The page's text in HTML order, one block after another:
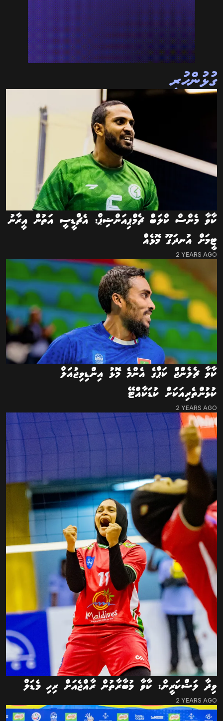
ގުޅުންހުރި
ކާވާ މެންސް ކްލަބް ޗެމްޕިއަންޝިޕް: އެޗްޑީސީ އަތުން އީރާނު
ޓީމަށް އުނދަގޫ މޮޅެއް
2 YEARS AGO
ކާވާ ޗެލެންޖް ކަޕްގެ އެންމެ މޮޅު އިންޑިވިޖުއަލް
ކުޅުންތެރިއަކަށް ކުޑަކާއްޓޭ
2 YEARS AGO
ވިދާ ލަޝްކަރީން: ކާވާ މުބާރާތުން ރާއްޖެއަށް ރިހި މެޑަލް
2 YEARS AGO